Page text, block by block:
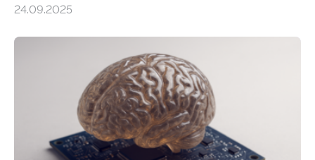
Förderung in Höhe von rund 2 Millionen Euro. Dabei
der MindPort GmbH eine neuartige, KI-gestützte
Lösung zur Erzeugung von Emotionen für realistische
Avatare. Gen-AIvatar entwickelt innovative und
kosteneffiziente Methoden, um lebensechte Avatare zu
erstellen. „Besonders wichtig ist uns eine ganzheitliche
Animation, bei der Stimme, Körperbewegung, Gestik
24.09.2025